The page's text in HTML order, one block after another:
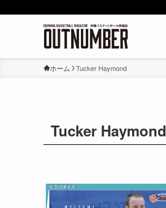
ホーム Tucker Haymond
Tucker Haymond